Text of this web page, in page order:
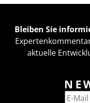
Bleiben Sie
aktuelle